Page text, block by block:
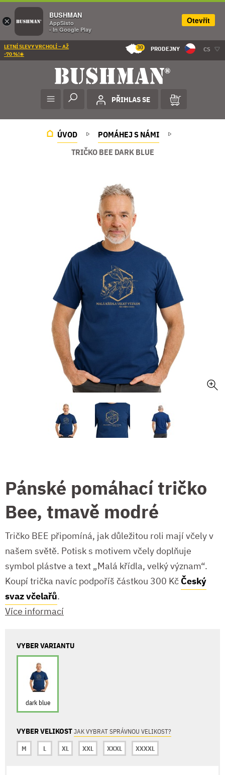
LETNÍ SLEVY VRCHOLÍ – AŽ
-70 %!☀️
30 PRODEJNY CS
PŘIHLAS SE
ÚVOD
POMÁHEJ S NÁMI
TRIČKO BEE DARK BLUE
Pánské pomáhací tričko
Bee, tmavě modré
Tričko BEE připomíná, jak důležitou roli mají včely v
našem světě. Potisk s motivem včely doplňuje
symbol plástve a text „Malá křídla, velký význam“.
Koupí trička navíc podpoříš částkou 300 Kč Český
svaz včelařů.
Více informací
VYBER VARIANTU
dark blue
VYBER VELIKOSTJAK VYBRAT SPRÁVNOU VELIKOST?
M
L XL XXL XXXL XXXXL
×
BUSHMAN
AppSisto
- In Google Play
Otevřít